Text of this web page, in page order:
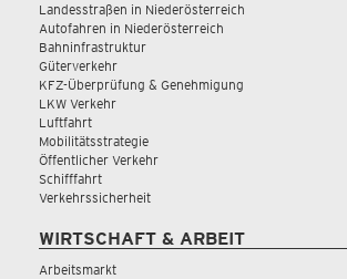
Landesstraßen in Niederösterreich
Autofahren in Niederösterreich
Bahninfrastruktur
Güterverkehr
KFZ-Überprüfung & Genehmigung
LKW Verkehr
Luftfahrt
Mobilitätsstrategie
Öffentlicher Verkehr
Schifffahrt
Verkehrssicherheit
WIRTSCHAFT & ARBEIT
Arbeitsmarkt